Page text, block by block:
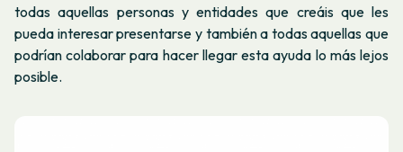
todas aquellas personas y entidades que creáis que les
pueda interesar presentarse y también a todas aquellas que
podrían colaborar para hacer llegar esta ayuda lo más lejos
posible.